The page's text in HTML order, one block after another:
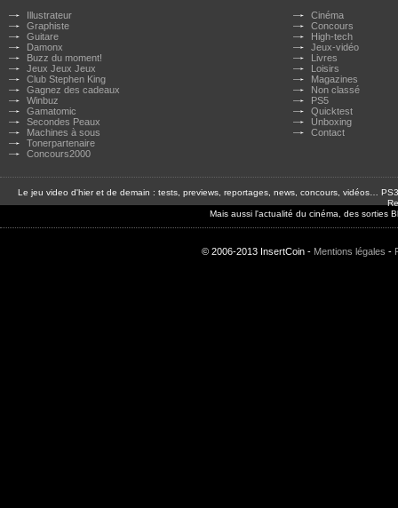
Illustrateur
Graphiste
Guitare
Damonx
Buzz du moment!
Jeux Jeux Jeux
Club Stephen King
Gagnez des cadeaux
Winbuz
Gamatomic
Secondes Peaux
Machines à sous
Tonerpartenaire
Concours2000
Cinéma
Concours
High-tech
Jeux-vidéo
Livres
Loisirs
Magazines
Non classé
PS5
Quicktest
Unboxing
Contact
Le jeu video d'hier et de demain : tests, previews, reportages, news, concours, vidéos…
Mais aussi l'actualité du cinéma, des sorties
© 2006-2013 InsertCoin - Mentions légales -